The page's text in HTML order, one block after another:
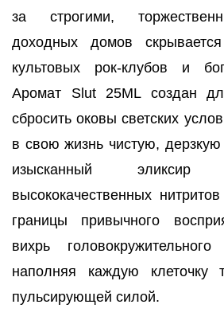
за строгими,
доходных домов
культовых рок-клубов и
Аромат Slut 25ML создан
сбросить оковы светских
в свою жизнь чистую,
изысканный
высококачественных
границы привычного
вихрь
наполняя каждую клеточку
пульсирующей силой.